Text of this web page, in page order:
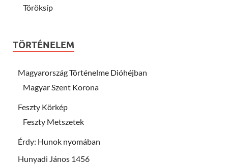
Töröksíp
TÖRTÉNELEM
Magyarország Történelme Dióhéjban
Magyar Szent Korona
Feszty Körkép
Feszty Metszetek
Érdy: Hunok nyomában
Hunyadi János 1456